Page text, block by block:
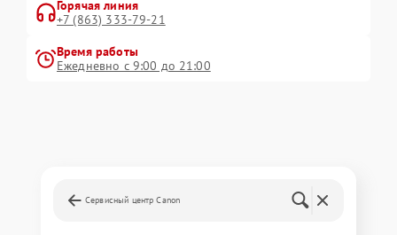
Горячая линия
+7 (863) 333-79-21
Время работы
Ежедневно с 9:00 до 21:00
Сервисный центр Canon